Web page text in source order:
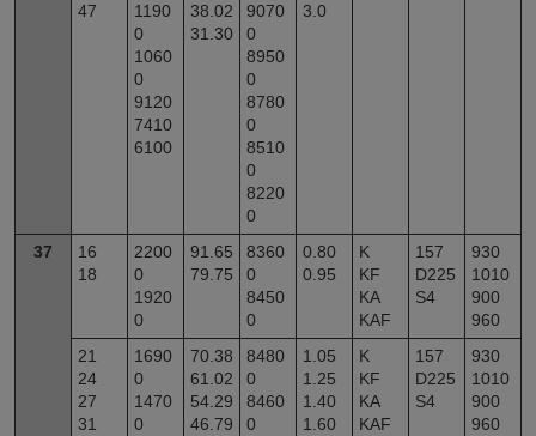
47
1190
0
1060
0
9120
7410
6100
38.02
31.30
9070
0
8950
0
8780
0
8510
0
8220
0
3.0
37
16
18
2200
0
1920
0
91.65
79.75
8360
0
8450
0
0.80
0.95
K
KF
KA
KAF
157
D225
S4
930
1010
900
960
21
24
27
31
1690
0
1470
0
70.38
61.02
54.29
46.79
8480
0
8460
0
1.05
1.25
1.40
1.60
K
KF
KA
KAF
157
D225
S4
930
1010
900
960